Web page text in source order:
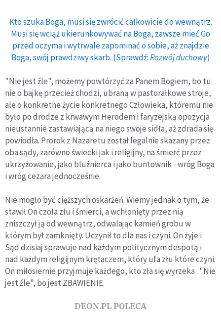
Kto szuka Boga, musi się zwrócić całkowicie do wewnątrz.
Musi się wciąż ukierunkowywać na Boga, zawsze mieć Go
przed oczyma i wytrwale zapominać o sobie, aż znajdzie
Boga, swój prawdziwy skarb. (Sprawdź:Rozwój duchowy)
"Nie jest źle", możemy powtórzyć za Panem Bogiem, bo tu
nie o bajkę przecież chodzi, ubraną w pastorałkowe stroje,
ale o konkretne życie konkretnego Człowieka, któremu nie
było po drodze z krwawym Herodem i faryzejską opozycja
nieustannie zastawiającą na niego swoje sidła, aż zdrada się
powiodła. Prorok z Nazaretu został legalnie skazany przez
oba sądy, zarówno świecki jak i religijny, na śmierć przez
ukrzyżowanie, jako bluźnierca i jako buntownik - wróg Boga
i wróg cezara jednocześnie.
Nie mogło być cięższych oskarżeń. Wiemy jednak o tym, że
stawił On czoła złu i śmierci, a wchłonięty przez nią
zniszczył ją od wewnątrz, odwalając kamień grobu w
którym był zamknięty. Uczynił to dla nas i czyni. On żyje i
Sąd dzisiaj sprawuje nad każdym politycznym despotą i
nad każdym religijnym krętaczem, który ufa złu które czyni.
On miłosiernie przyjmuje każdego, kto zła się wyrzeka . "Nie
jest źle", bo jest ZBAWIENIE.
DEON.PL POLECA